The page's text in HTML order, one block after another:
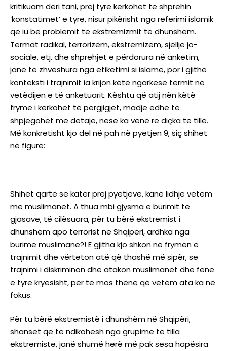
kritikuam deri tani, prej tyre kërkohet të shprehin
‘konstatimet’ e tyre, nisur pikërisht nga referimi islamik
që iu bë problemit të ekstremizmit të dhunshëm.
Termat radikal, terrorizëm, ekstremizëm, sjellje jo-
sociale, etj. dhe shprehjet e përdorura në anketim,
janë të zhveshura nga etiketimi si islame, por i gjithë
konteksti i trajnimit ia krijon këtë ngarkesë termit në
vetëdijen e të anketuarit. Kështu që atij nën këtë
frymë i kërkohet të përgjigjet, madje edhe të
shpjegohet me detaje, nëse ka vënë re diçka të tillë.
Më konkretisht kjo del në pah në pyetjen 9, siç shihet
në figurë:
Shihet qartë se katër prej pyetjeve, kanë lidhje vetëm
me muslimanët. A thua mbi gjysma e burimit të
gjasave, të cilësuara, për tu bërë ekstremist i
dhunshëm apo terrorist në Shqipëri, ardhka nga
burime muslimane?! E gjitha kjo shkon në frymën e
trajnimit dhe vërteton atë që thashë më sipër, se
trajnimi i diskriminon dhe atakon muslimanët dhe fenë
e tyre kryesisht, për të mos thënë që vetëm ata ka në
fokus.
Për tu bërë ekstremistë i dhunshëm në Shqipëri,
shanset që të ndikohesh nga grupime të tilla
ekstremiste, janë shumë herë më pak sesa hapësira